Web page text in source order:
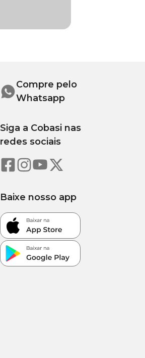
Compre pelo
Whatsapp
Siga a Cobasi nas
redes sociais
Baixe nosso app